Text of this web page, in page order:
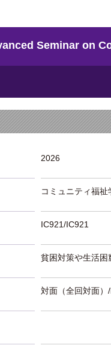
Seminar on
2026
コミュニティ福
IC921/IC921
貧困対策や生活困
対面（全回対面